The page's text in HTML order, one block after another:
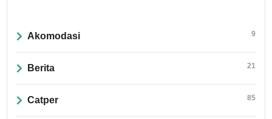
Akomodasi 9
Berita 21
Catper 85